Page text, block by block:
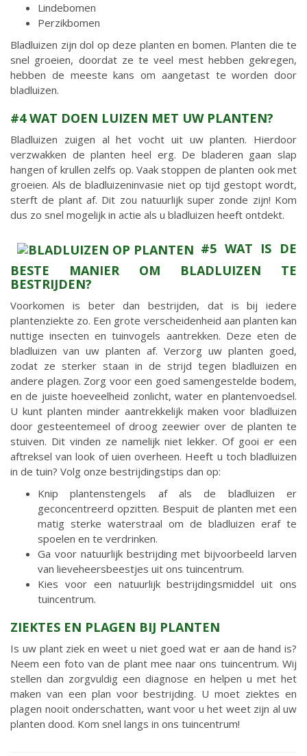
Lindebomen
Perzikbomen
Bladluizen zijn dol op deze planten en bomen. Planten die te
snel groeien, doordat ze te veel mest hebben gekregen,
hebben de meeste kans om aangetast te worden door
bladluizen.
#4 WAT DOEN LUIZEN MET UW PLANTEN?
Bladluizen zuigen al het vocht uit uw planten. Hierdoor
verzwakken de planten heel erg. De bladeren gaan slap
hangen of krullen zelfs op. Vaak stoppen de planten ook met
groeien. Als de bladluizeninvasie niet op tijd gestopt wordt,
sterft de plant af. Dit zou natuurlijk super zonde zijn! Kom
dus zo snel mogelijk in actie als u bladluizen heeft ontdekt.
#5 WAT IS DE
BESTE MANIER OM BLADLUIZEN TE
BESTRIJDEN?
Voorkomen is beter dan bestrijden, dat is bij iedere
plantenziekte zo. Een grote verscheidenheid aan planten kan
nuttige insecten en tuinvogels aantrekken. Deze eten de
bladluizen van uw planten af. Verzorg uw planten goed,
zodat ze sterker staan in de strijd tegen bladluizen en
andere plagen. Zorg voor een goed samengestelde bodem,
en de juiste hoeveelheid zonlicht, water en plantenvoedsel.
U kunt planten minder aantrekkelijk maken voor bladluizen
door gesteentemeel of droog zeewier over de planten te
stuiven. Dit vinden ze namelijk niet lekker. Of gooi er een
aftreksel van look of uien overheen. Heeft u toch bladluizen
in de tuin? Volg onze bestrijdingstips dan op:
Knip plantenstengels af als de bladluizen er
geconcentreerd opzitten. Bespuit de planten met een
matig sterke waterstraal om de bladluizen eraf te
spoelen en te verdrinken.
Ga voor natuurlijk bestrijding met bijvoorbeeld larven
van lieveheersbeestjes uit ons tuincentrum.
Kies voor een natuurlijk bestrijdingsmiddel uit ons
tuincentrum.
ZIEKTES EN PLAGEN BIJ PLANTEN
Is uw plant ziek en weet u niet goed wat er aan de hand is?
Neem een foto van de plant mee naar ons tuincentrum. Wij
stellen dan zorgvuldig een diagnose en helpen u met het
maken van een plan voor bestrijding. U moet ziektes en
plagen nooit onderschatten, want voor u het weet zijn al uw
planten dood. Kom snel langs in ons tuincentrum!